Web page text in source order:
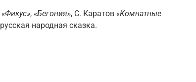
«Фикус», «Бегония», С. Каратов «Комнатные
русская народная сказка.